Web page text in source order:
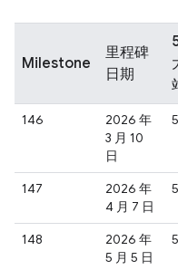
Milestone
里程碑
日期
146
2026 年
3 月 10
日
147
2026 年
4 月 7 日
148
2026 年
5 月 5 日